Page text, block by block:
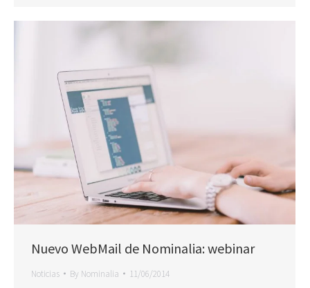
Nuevo WebMail de Nominalia: webinar
Noticias By Nominalia 11/06/2014